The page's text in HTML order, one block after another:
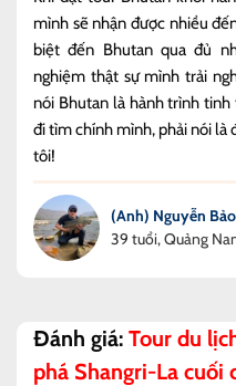
mình sẽ nhận được nhiều
biệt đến Bhutan qua đủ
nghiệm thật sự mình trải
nói Bhutan là hành trình
đi tìm chính mình, phải nói là
tôi!
(Anh) Nguyễn
39 tuổi, Quảng
Đánh giá: Tour du
phá Shangri-La cuối